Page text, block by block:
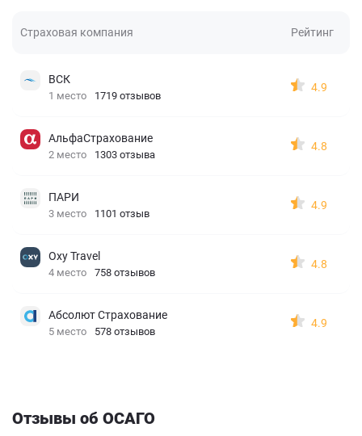
Страховая компания Рейтинг
ВСК
1 место 1719 отзывов
4.9
АльфаСтрахование
2 место 1303 отзыва
4.8
ПАРИ
3 место 1101 отзыв
4.9
Oxy Travel
4 место 758 отзывов
4.8
Абсолют Страхование
5 место 578 отзывов
4.9
Отзывы об ОСАГО